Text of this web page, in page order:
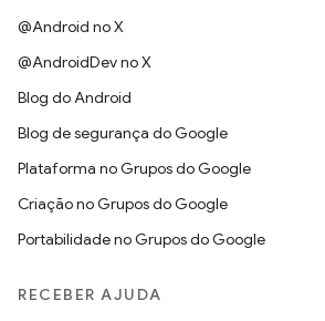
@Android no X
@AndroidDev no X
Blog do Android
Blog de segurança do Google
Plataforma no Grupos do Google
Criação no Grupos do Google
Portabilidade no Grupos do Google
RECEBER AJUDA